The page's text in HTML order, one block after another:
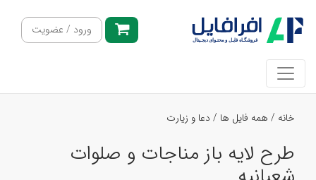
ورود / عضویت
خانه / همه فایل ها / دعا و زیارت
طرح لایه باز مناجات و صلوات